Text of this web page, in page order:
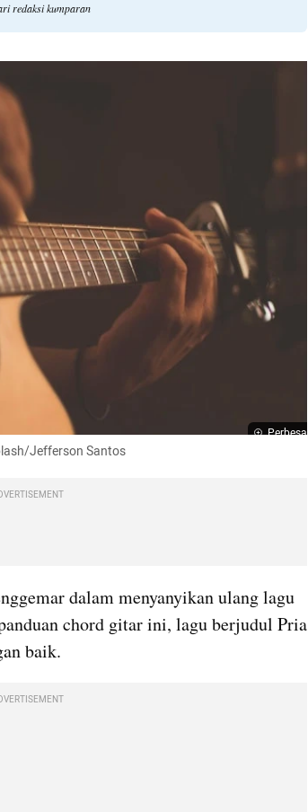
redaksi kumparan
Perbesar
Jefferson Santos
dalam menyanyikan ulang lagu
chord gitar ini, lagu berjudul Pria
baik.